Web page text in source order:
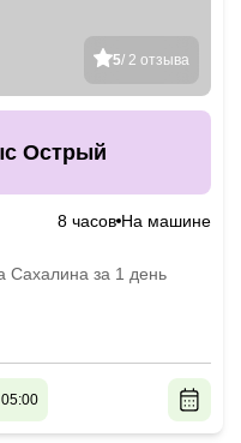
5/ 2 отзыва
Острый
8 часов На машине
Сахалина за 1 день